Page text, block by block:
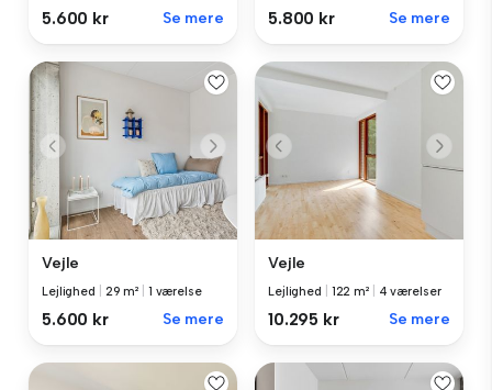
5.600 kr Se mere 5.800 kr Se mere
Vejle
Lejlighed 29 m² 1 værelse
5.600 kr Se mere
Vejle
Lejlighed 122 m² 4 værelser
10.295 kr Se mere